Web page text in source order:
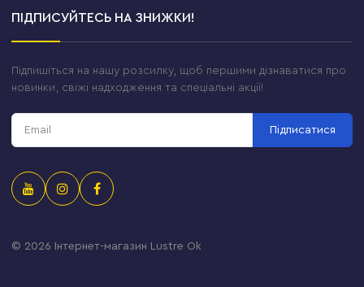
ПІДПИСУЙТЕСЬ НА ЗНИЖКИ!
Підпишіться на нашу розсилку, щоб першими дізнаватися про
новинки, свіжі надходження та спеціальні акції!
Підписатися
© 2026 Інтернет-магазин Lustre Ok